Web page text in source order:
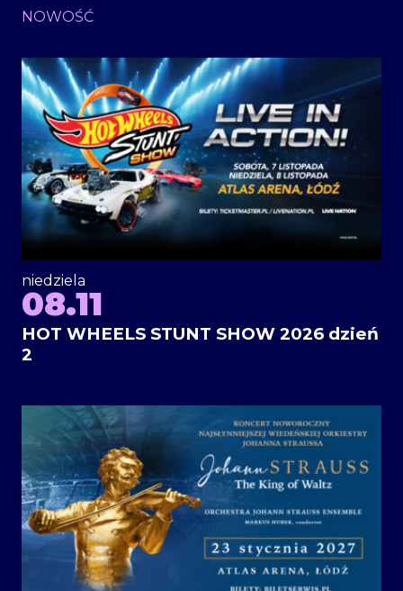
NOWOŚĆ
niedziela
08.11
HOT WHEELS STUNT SHOW 2026 dzień
2